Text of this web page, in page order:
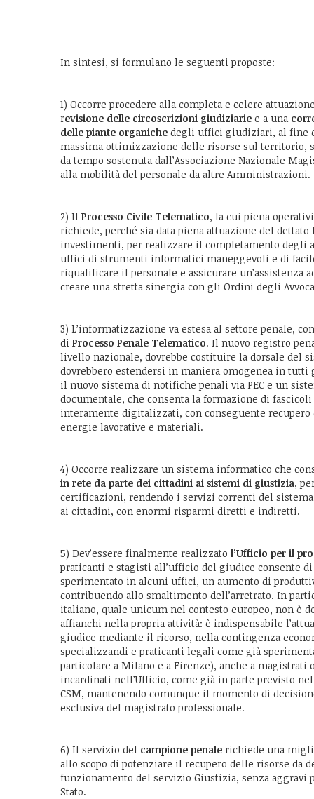
In sintesi, si formulano le seguenti proposte:
1) Occorre procedere alla completa e celere
revisione delle circoscrizioni giudiziariee a una
delle piante organichedegli uffici giudiziari, al fine
massima ottimizzazione delle risorse sul territorio,
da tempo sostenuta dall’Associazione Nazionale
alla mobilità del personale da altre Amministrazioni.
2) Il Processo Civile Telematico, la cui piena
richiede, perché sia data piena attuazione del
investimenti, per realizzare il completamento degli
uffici di strumenti informatici maneggevoli e di
riqualificare il personale e assicurare un’assistenza
creare una stretta sinergia con gli Ordini degli
3) L’informatizzazione va estesa al settore penale,
di Processo Penale Telematico. Il nuovo registro
livello nazionale, dovrebbe costituire la dorsale del
dovrebbero estendersi in maniera omogenea in
il nuovo sistema di notifiche penali via PEC e un
documentale, che consenta la formazione di
interamente digitalizzati, con conseguente
energie lavorative e materiali.
4) Occorre realizzare un sistema informatico che
in rete da parte dei cittadini ai sistemi di giustizia,
certificazioni, rendendo i servizi correnti del
ai cittadini, con enormi risparmi diretti e indiretti.
5) Dev’essere finalmente realizzato l’Ufficio per il
praticanti e stagisti all’ufficio del giudice consente
sperimentato in alcuni uffici, un aumento di
contribuendo allo smaltimento dell’arretrato. In
italiano, quale unicum nel contesto europeo, non è
affianchi nella propria attività: è indispensabile
giudice mediante il ricorso, nella contingenza
specializzandi e praticanti legali come già
particolare a Milano e a Firenze), anche a magistrati
incardinati nell’Ufficio, come già in parte previsto
CSM, mantenendo comunque il momento di
esclusiva del magistrato professionale.
6) Il servizio del campione penalerichiede una
allo scopo di potenziare il recupero delle risorse da
funzionamento del servizio Giustizia, senza aggravi
Stato.